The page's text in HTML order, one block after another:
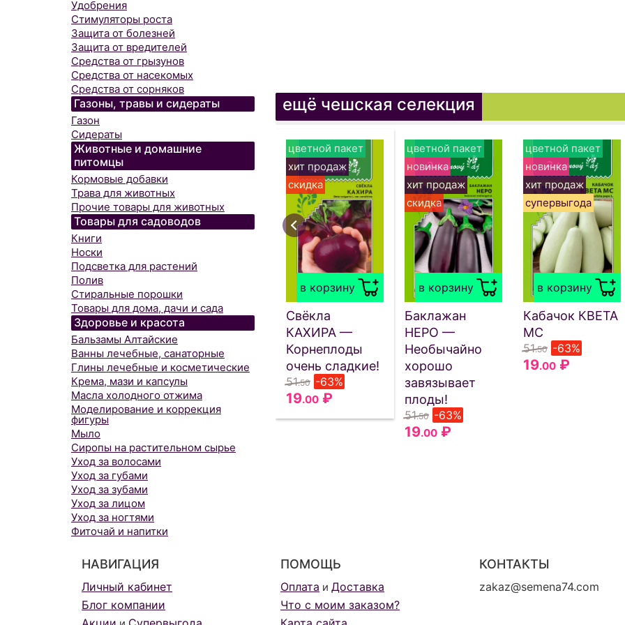
Удобрения
Стимуляторы роста
Защита от болезней
Защита от вредителей
Средства от грызунов
Средства от насекомых
Средства от сорняков
Газоны, травы и сидераты
Газон
Сидераты
Животные и домашние
питомцы
Кормовые добавки
Трава для животных
Прочие товары для животных
Товары для садоводов
Книги
Носки
Подсветка для растений
Полив
Стиральные порошки
Товары для дома, дачи и сада
Здоровье и красота
Бальзамы Алтайские
Ванны лечебные, санаторные
Глины лечебные и косметические
Крема, мази и капсулы
Масла холодного отжима
Моделирование и коррекция
фигуры
Мыло
Сиропы на растительном сырье
Уход за волосами
Уход за губами
Уход за зубами
Уход за лицом
Уход за ногтями
Фиточай и напитки
ещё чешская селекция
в корзину
цветной пакет
хит продаж
скидка
Свёкла
КАХИРА —
Корнеплоды
очень сладкие!
51.50 -63%
19.00₽
в корзину
цветной пакет
новинка
хит продаж
скидка
Баклажан
НЕРО —
Необычайно
хорошо
завязывает
плоды!
51.50 -63%
19.00₽
в корзину
цветной пакет
новинка
хит продаж
супервыгода
Кабачок КВЕТА
МС
51.50 -63%
19.00₽
НАВИГАЦИЯ
Личный кабинет
Блог компании
ПОМОЩЬ
Оплата и Доставка
Что с моим заказом?
КОНТАКТЫ
zakaz@semena74.com